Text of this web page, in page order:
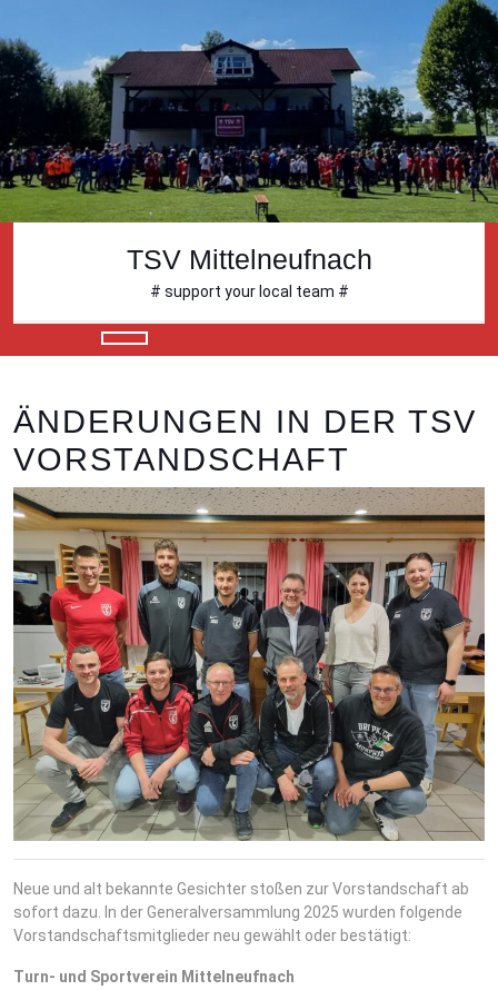
to
content
TSV Mittelneufnach
# support your local team #
Button
ÄNDERUNGEN IN DER TSV
VORSTANDSCHAFT
Neue und alt bekannte Gesichter stoßen zur Vorstandschaft ab
sofort dazu. In der Generalversammlung 2025 wurden folgende
Vorstandschaftsmitglieder neu gewählt oder bestätigt:
Turn- und Sportverein Mittelneufnach